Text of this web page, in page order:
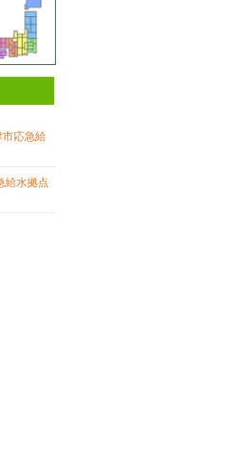
市応急給
給水拠点